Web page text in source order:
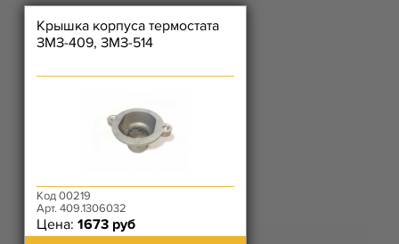
Крышка корпуса термостата
ЗМЗ-409, ЗМЗ-514
Код 00219
Арт. 409.1306032
Цена: 1673 руб